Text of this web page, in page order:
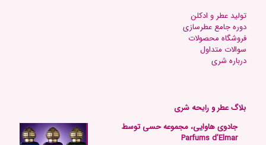
تولید عطر و ادکلن
دوره جامع عطرسازی
فروشگاه محصولات
سوالات متداول
درباره شری
بلاگ عطر و رایحه شری
جادوی هاوایی، مجموعه حسی توسط
Parfums d’Elmar